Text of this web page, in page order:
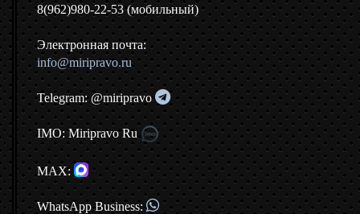
8(962)980-22-53 (мобильный)
Электронная почта:
info@miripravo.ru
Telegram: @miripravo
IMO: Miripravo Ru
MAX:
WhatsApp Business: